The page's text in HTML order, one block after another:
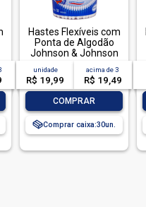
Hastes Flexíveis com
Ponta de Algodão
Johnson & Johnson
Cotonetes Pote 150
Unidades
unidade
R$ 19,99
acima de3
R$ 19,49
COMPRAR
Comprar caixa:30